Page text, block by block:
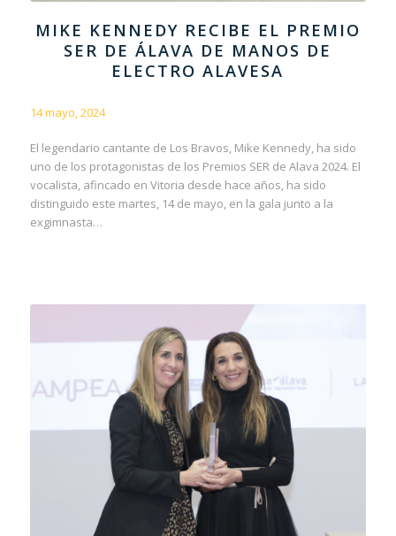
MIKE KENNEDY RECIBE EL PREMIO
SER DE ÁLAVA DE MANOS DE
ELECTRO ALAVESA
14 mayo, 2024
El legendario cantante de Los Bravos, Mike Kennedy, ha sido
uno de los protagonistas de los Premios SER de Alava 2024. El
vocalista, afincado en Vitoria desde hace años, ha sido
distinguido este martes, 14 de mayo, en la gala junto a la
exgimnasta…